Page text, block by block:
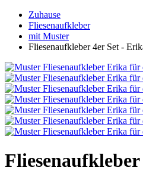
Zuhause
Fliesenaufkleber
mit Muster
Fliesenaufkleber 4er Set -
Fliesenaufkleber